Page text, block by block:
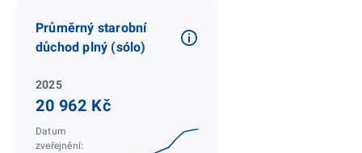
Průměrný starobní
důchod plný (sólo)
2025
20 962 Kč
Datum
zveřejnění: